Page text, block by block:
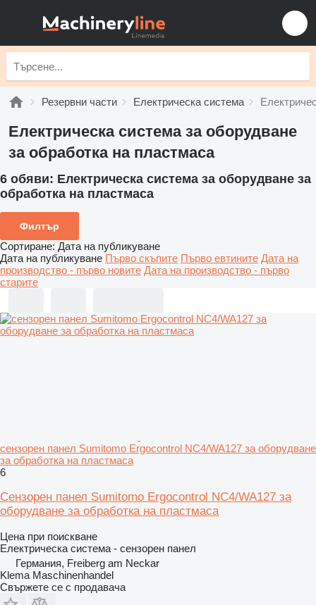
Резервни части Електрическа система
Електрическа система за оборудване
за обработка на пластмаса
6 обяви: Електрическа система за оборудване за
обработка на пластмаса
Филтър
Сортиране: Дата на публикуване
Дата на публикуване Първо скъпите Първо евтините Дата на
производство - първо новите Дата на производство - първо
старите
сензорен панел Sumitomo Ergocontrol NC4/WA127 за оборудване
за обработка на пластмаса
6
Сензорен панел Sumitomo Ergocontrol NC4/WA127 за
оборудване за обработка на пластмаса
Цена при поискване
Електрическа система - сензорен панел
Германия, Freiberg am Neckar
Klema Maschinenhandel
Свържете се с продавача